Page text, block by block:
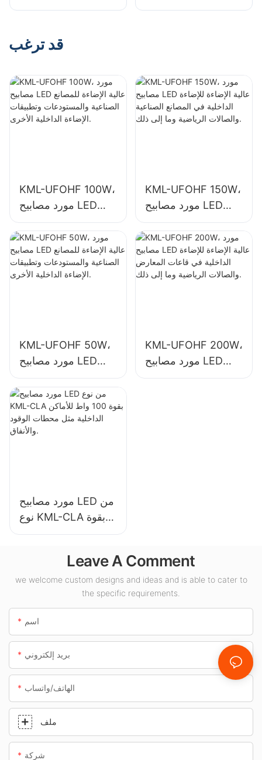
عالية الإضاءة للإضاءة
الصناعية والصالات
عالية الإضاءة للإضاءة
قد ترغب
KML-UFOHF 100W،
مورد مصابيح LED
عالية الإضاءة للمصانع
الصناعية والمستودعات
وتطبيقات الإضاءة
الداخلية الأخرى.
KML-UFOHF 150W،
مورد مصابيح LED
عالية الإضاءة للإضاءة
الداخلية في المصانع
الصناعية والصالات
الرياضية وما إلى ذلك.
KML-UFOHF 50W،
مورد مصابيح LED
عالية الإضاءة للمصانع
الصناعية والمستودعات
وتطبيقات الإضاءة
الداخلية الأخرى.
KML-UFOHF 200W،
مورد مصابيح LED
عالية الإضاءة للإضاءة
مورد مصابيح LED من
نوع KML-CLA بقوة
100 واط للأماكن
الوقود والأنفاق.
Leave A Comment
we welcome custom designs and ideas and is able to cater to
the specific requirements.
اسم
بريد إلكتروني
الهاتف/واتساب
ملف
شركة